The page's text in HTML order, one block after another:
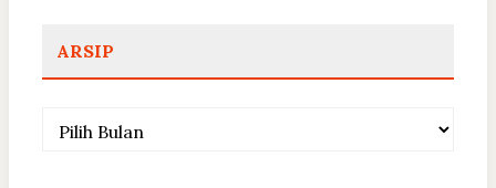
ARSIP
Arsip